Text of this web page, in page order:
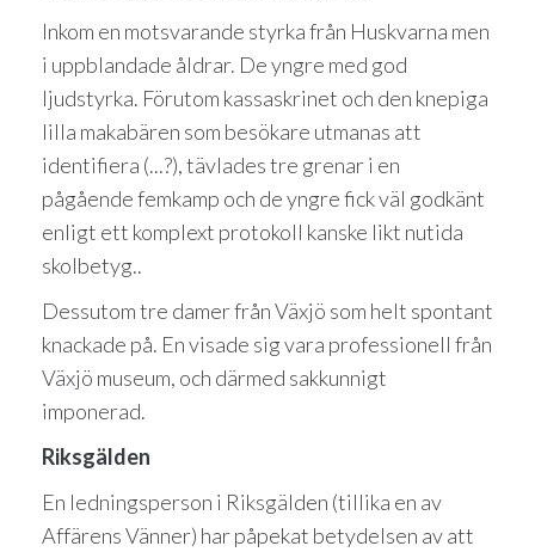
Inkom en motsvarande styrka från Huskvarna men
i uppblandade åldrar. De yngre med god
ljudstyrka. Förutom kassaskrinet och den knepiga
lilla makabären som besökare utmanas att
identifiera (...?), tävlades tre grenar i en
pågående femkamp och de yngre fick väl godkänt
enligt ett komplext protokoll kanske likt nutida
skolbetyg..
Dessutom tre damer från Växjö som helt spontant
knackade på. En visade sig vara professionell från
Växjö museum, och därmed sakkunnigt
imponerad.
Riksgälden
En ledningsperson i Riksgälden (tillika en av
Affärens Vänner) har påpekat betydelsen av att